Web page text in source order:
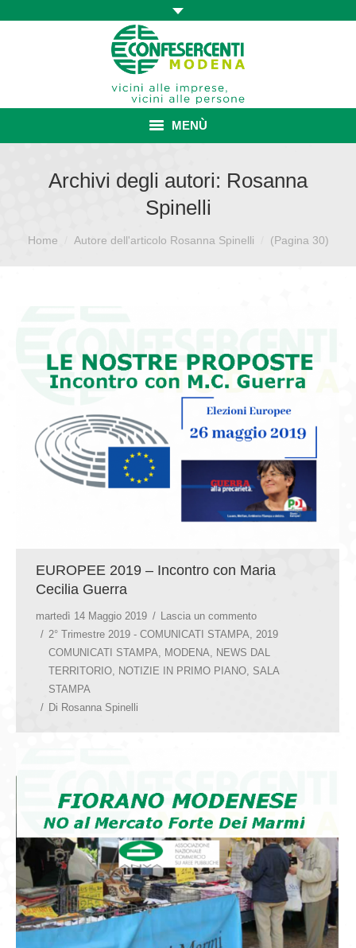
MENÙ
ASSOCIAZIONE
ISCRIZIONE E VANTAGGI
GIOVEDÌ GASTRONOMICI
COMUNICATI E NEWS
CONTATTI
Archivi degli autori: Rosanna
Spinelli
Sei qui:
Home Autore dell'articolo Rosanna Spinelli (Pagina 30)
EUROPEE 2019 – Incontro con Maria
Cecilia Guerra
martedì 14 Maggio 2019
Lascia un commento
2° Trimestre 2019 - COMUNICATI STAMPA, 2019
COMUNICATI STAMPA, MODENA, NEWS DAL
TERRITORIO, NOTIZIE IN PRIMO PIANO, SALA
STAMPA
Di Rosanna Spinelli